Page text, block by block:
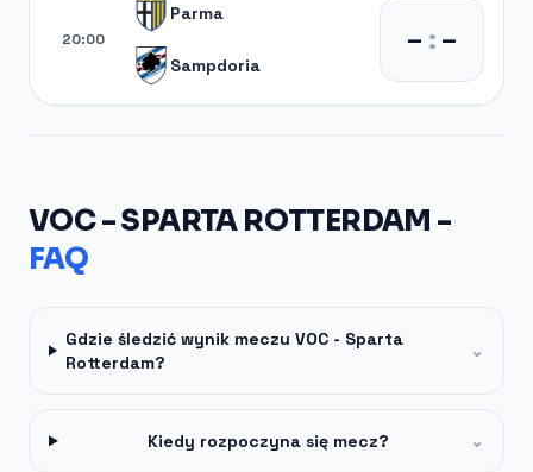
20:00
Parma
Sampdoria
– :–
VOC - SPARTA ROTTERDAM -
FAQ
Gdzie śledzić wynik meczu VOC - Sparta
Rotterdam?
⌄
Kiedy rozpoczyna się mecz? ⌄